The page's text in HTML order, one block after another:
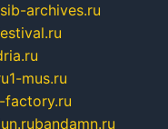
sib-archives.ru
1-mus.ru
factory.ru
bandamn.ru